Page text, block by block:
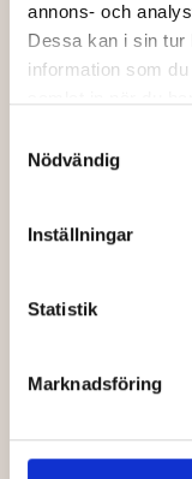
annons- och
Dessa kan i sin tur
information som
Nödvändig
Inställningar
Statistik
Marknadsföring